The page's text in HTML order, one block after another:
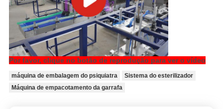
Por favor, clique no botão de reprodução para ver o vídeo
máquina de embalagem do psiquiatra
Sistema do esterilizador
Máquina de empacotamento da garrafa